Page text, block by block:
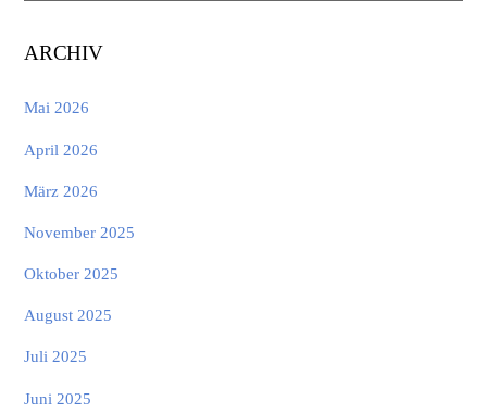
ARCHIV
Mai 2026
April 2026
März 2026
November 2025
Oktober 2025
August 2025
Juli 2025
Juni 2025